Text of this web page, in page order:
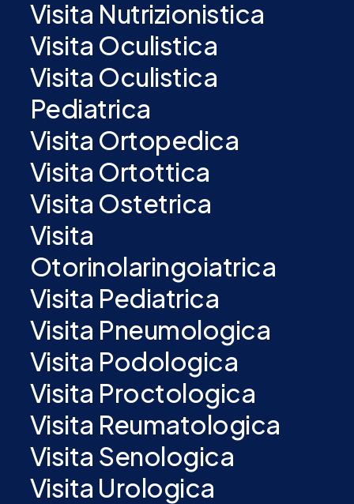
Visita Nutrizionistica
Visita Oculistica
Visita Oculistica
Pediatrica
Visita Ortopedica
Visita Ortottica
Visita Ostetrica
Visita
Otorinolaringoiatrica
Visita Pediatrica
Visita Pneumologica
Visita Podologica
Visita Proctologica
Visita Reumatologica
Visita Senologica
Visita Urologica